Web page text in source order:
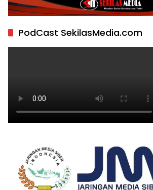
PodCast SekilasMedia.com